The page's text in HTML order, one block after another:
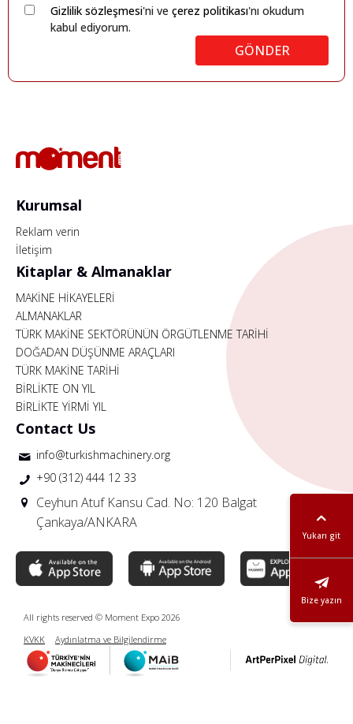
Gizlilik sözleşmesi'ni ve çerez politikası'nı okudum
kabul ediyorum.
GÖNDER
Yukarı git
Bize yazın
Kurumsal
Reklam verin
İletişim
Kitaplar & Almanaklar
MAKİNE HİKAYELERİ
ALMANAKLAR
TÜRK MAKİNE SEKTÖRÜNÜN ÖRGÜTLENME TARİHİ
DOĞADAN DÜŞÜNME ARAÇLARI
TÜRK MAKİNE TARİHİ
BİRLİKTE ON YIL
BİRLİKTE YİRMİ YIL
Contact Us
info@turkishmachinery.org
+90 (312) 444 12 33
Ceyhun Atuf Kansu Cad. No: 120 Balgat
Çankaya/ANKARA
All rights reserved © Moment Expo 2026
KVKK
Aydınlatma ve Bilgilendirme